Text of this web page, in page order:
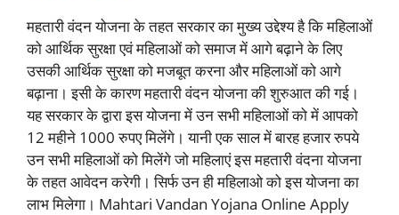
महतारी वंदन योजना के तहत सरकार का मुख्य उद्देश्य है कि महिलाओं
को आर्थिक सुरक्षा एवं महिलाओं को समाज में आगे बढ़ाने के लिए
उसकी आर्थिक सुरक्षा को मजबूत करना और महिलाओं को आगे
बढ़ाना। इसी के कारण महतारी वंदन योजना की शुरुआत की गई।
यह सरकार के द्वारा इस योजना में उन सभी महिलाओं को में आपको
12 महीने 1000 रुपए मिलेंगे। यानी एक साल में बारह हजार रुपये
उन सभी महिलाओं को मिलेंगे जो महिलाएं इस महतारी वंदना योजना
के तहत आवेदन करेगी। सिर्फ उन ही महिलाओ को इस योजना का
लाभ मिलेगा। Mahtari Vandan Yojana Online Apply